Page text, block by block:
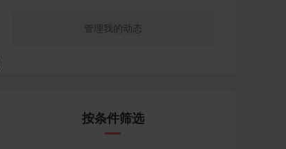
管理我的动态
按条件筛选